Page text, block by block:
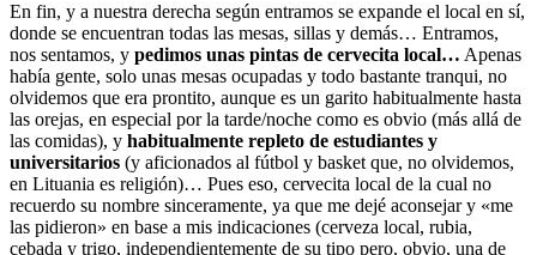
En fin, y a nuestra derecha según entramos se expande el local en sí,
donde se encuentran todas las mesas, sillas y demás… Entramos,
nos sentamos, y pedimos unas pintas de cervecita local… Apenas
había gente, solo unas mesas ocupadas y todo bastante tranqui, no
olvidemos que era prontito, aunque es un garito habitualmente hasta
las orejas, en especial por la tarde/noche como es obvio (más allá de
las comidas), y habitualmente repleto de estudiantes y
universitarios (y aficionados al fútbol y basket que, no olvidemos,
en Lituania es religión)… Pues eso, cervecita local de la cual no
recuerdo su nombre sinceramente, ya que me dejé aconsejar y «me
las pidieron» en base a mis indicaciones (cerveza local, rubia,
cebada y trigo, independientemente de su tipo pero, obvio, una de